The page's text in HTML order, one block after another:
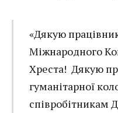
«Дякую
Міжнародного
Хреста! Дякую
гуманітарної
співробітникам